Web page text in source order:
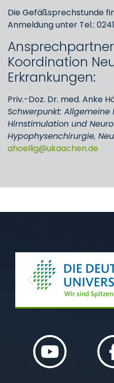
Die Gefäßsprechstunde
Anmeldung unter Tel.:
Koordination
Erkrankungen:
Priv.-Doz. Dr. med. Anke
Schwerpunkt:
Hirnstimulation und
Hypophysenchirurgie,
ahoellig
ukaachende
Previous